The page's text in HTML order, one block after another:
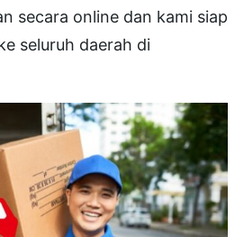
secara online dan kami siap
seluruh daerah di